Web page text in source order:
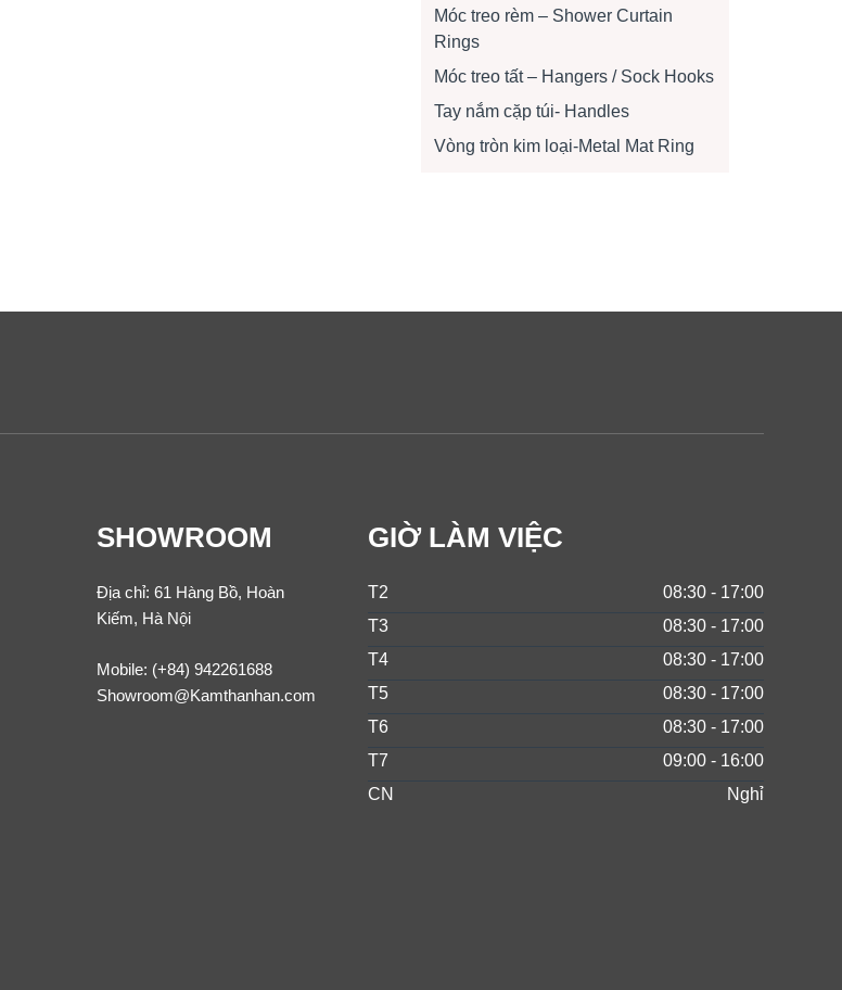
Móc treo rèm – Shower Curtain
Rings
Móc treo tất – Hangers / Sock Hooks
Tay nắm cặp túi- Handles
Vòng tròn kim loại-Metal Mat Ring
SHOWROOM
Địa chỉ: 61 Hàng Bồ, Hoàn
Kiếm, Hà Nội
Mobile: (+84) 942261688
Showroom@Kamthanhan.com
GIỜ LÀM VIỆC
T2
08:30 - 17:00
T3
08:30 - 17:00
T4
08:30 - 17:00
T5
08:30 - 17:00
T6
08:30 - 17:00
T7
09:00 - 16:00
CN
Nghỉ